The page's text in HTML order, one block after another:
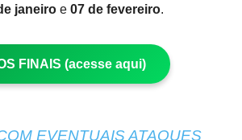
janeiro e 07 de fevereiro.
FINAIS (acesse aqui)
EVENTUAIS ATAQUES